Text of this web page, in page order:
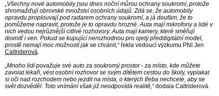
„Všechny nové automobily jsou dnes noční můrou ochrany soukromí, protože
shromažďují obrovské množství osobních údajů. Zdá se, že automobily
opravdu proplouvají pod radarem ochrany soukromí, a já doufám, že to
pomůžeme napravit, protože je to opravdu hrozné. Auta mají mikrofony a lidé v
nich vedou nejrůznější citlivé rozhovory. Auta mají kamery, které směřují
dovnitř i ven. Pokud se kupující nerozhodnou pro ojetý předdigitální model,
prostě nemají moc možností jak se chránit,“řekla vedoucí výzkumu PNI Jen
Caltriderová.
„Mnoho lidí považuje své auto za soukromý prostor - za místo, kde můžete
zavolat lékaři, vést osobní rozhovor se svým dítětem cestou do školy, vyplakat
si oči nad rozchodem nebo jezdit na místa, o kterých třeba nechcete, aby se
svět dozvěděl. Toto vnímání však již neodpovídá realitě,“dodala Caltriderová.